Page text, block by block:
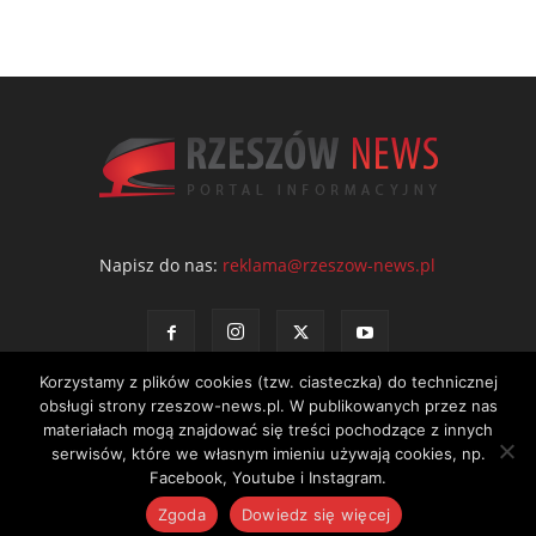
Napisz do nas: reklama@rzeszow-news.pl
Kontakt Polityka prywatności Regulamin portalu
© NEWS Sp. z o.o. - wydawca portalu Rzeszów News. Wszystkie prawa
zastrzeżone. Tel.: 601 97 55 30
Korzystamy z plików cookies (tzw. ciasteczka) do technicznej
obsługi strony rzeszow-news.pl. W publikowanych przez nas
materiałach mogą znajdować się treści pochodzące z innych
serwisów, które we własnym imieniu używają cookies, np.
Facebook, Youtube i Instagram.
Zgoda
Dowiedz się więcej